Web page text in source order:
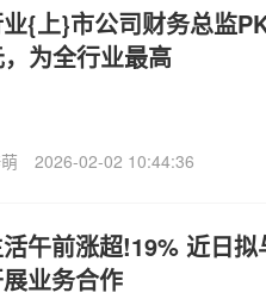
{上}市公司财务总监
为全行业最高
2026-02-02 10:44:36
午前涨超!19% 近日
业务合作